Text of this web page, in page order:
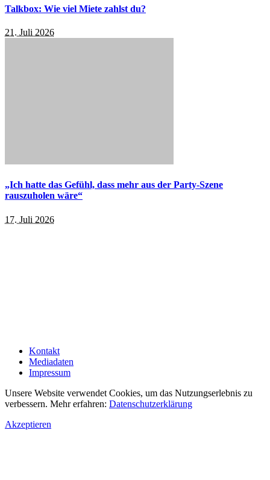
Talkbox: Wie viel Miete zahlst du?
21. Juli 2026
„Ich hatte das Gefühl, dass mehr aus der Party-Szene
rauszuholen wäre“
17. Juli 2026
Kontakt
Mediadaten
Impressum
Unsere Website verwendet Cookies, um das Nutzungserlebnis zu
verbessern. Mehr erfahren: Datenschutzerklärung
Akzeptieren